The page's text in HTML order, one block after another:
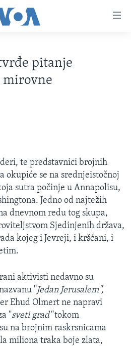
DRŽAVE
pitanje
mirovne
te predstavnici brojnih
okupiće se na srednjeistočnoj
sutra počinje u Annapolisu,
Jedno od najtežih
dnevnom redu tog skupa,
Sjedinjenih država,
kojeg i Jevreji, i kršćani, i
aktivisti nedavno su
''Jedan Jerusalem'',
Ehud Olmert ne napravi
''sveti grad''tokom
na brojnim raskrsnicama
miliona traka boje zlata,